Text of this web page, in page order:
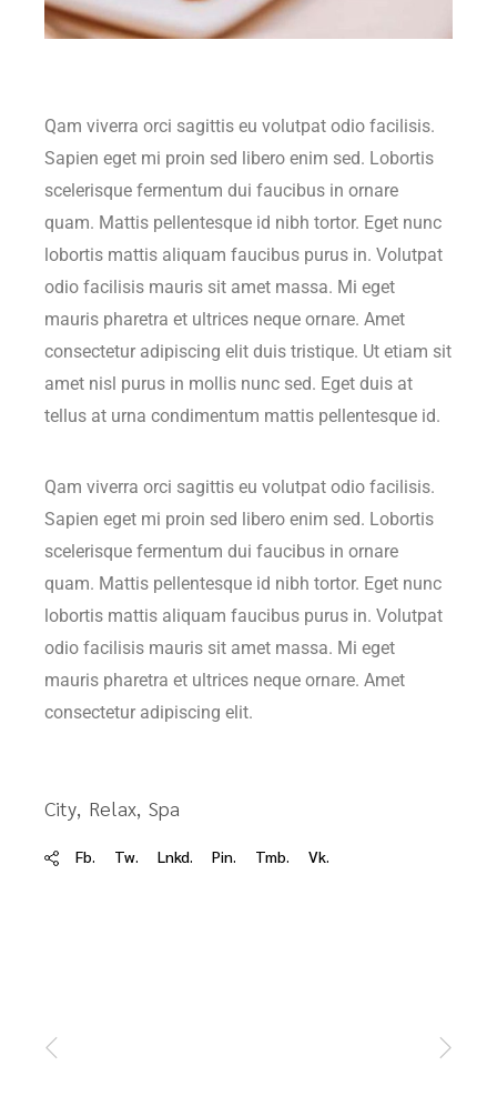
Qam viverra orci sagittis eu volutpat odio facilisis.
Sapien eget mi proin sed libero enim sed. Lobortis
scelerisque fermentum dui faucibus in ornare
quam. Mattis pellentesque id nibh tortor. Eget nunc
lobortis mattis aliquam faucibus purus in. Volutpat
odio facilisis mauris sit amet massa. Mi eget
mauris pharetra et ultrices neque ornare. Amet
consectetur adipiscing elit duis tristique. Ut etiam sit
amet nisl purus in mollis nunc sed. Eget duis at
tellus at urna condimentum mattis pellentesque id.
Qam viverra orci sagittis eu volutpat odio facilisis.
Sapien eget mi proin sed libero enim sed. Lobortis
scelerisque fermentum dui faucibus in ornare
quam. Mattis pellentesque id nibh tortor. Eget nunc
lobortis mattis aliquam faucibus purus in. Volutpat
odio facilisis mauris sit amet massa. Mi eget
mauris pharetra et ultrices neque ornare. Amet
consectetur adipiscing elit.
City Relax Spa
Fb. Tw. Lnkd. Pin. Tmb. Vk.